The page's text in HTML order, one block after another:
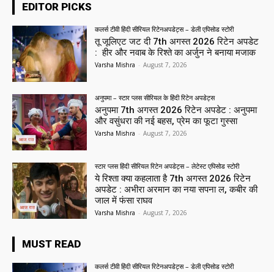
EDITOR PICKS
कलर्स टीवी हिंदी सीरियल रिटेनअपडेट्स – डेली एपिसोड स्टोरी
तू जूलिएट जट दी 7th अगस्त 2026 रिटेन अपडेट
: हीर और नवाब के रिश्ते का अर्जुन ने बनाया मजाक
Varsha Mishra - August 7, 2026
अनुपमा – स्टार प्लस सीरियल के हिंदी रिटेन अपडेट्स
अनुपमा 7th अगस्त 2026 रिटेन अपडेट : अनुपमा
और वसुंधरा की नई बहस, प्रेम का फूटा गुस्सा
Varsha Mishra - August 7, 2026
स्टार प्लस हिंदी सीरियल रिटेन अपडेट्स – लेटेस्ट एपिसोड स्टोरी
ये रिश्ता क्या कहलाता है 7th अगस्त 2026 रिटेन
अपडेट : अभीरा अरमान का नया सपना ल, कबीर की
जाल में फंसा राघव
Varsha Mishra - August 7, 2026
MUST READ
कलर्स टीवी हिंदी सीरियल रिटेनअपडेट्स – डेली एपिसोड स्टोरी